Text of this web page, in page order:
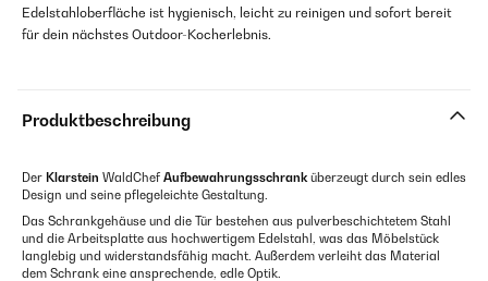
Edelstahloberfläche ist hygienisch, leicht zu reinigen und sofort bereit
für dein nächstes Outdoor-Kocherlebnis.
Produktbeschreibung
Der Klarstein WaldChef Aufbewahrungsschranküberzeugt durch sein edles
Design und seine pflegeleichte Gestaltung.
Das Schrankgehäuse und die Tür bestehen aus pulverbeschichtetem Stahl
und die Arbeitsplatte aus hochwertigem Edelstahl, was das Möbelstück
langlebig und widerstandsfähig macht. Außerdem verleiht das Material
dem Schrank eine ansprechende, edle Optik.